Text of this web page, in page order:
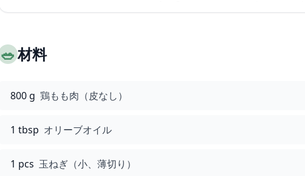
🥗材料
800 g 鶏もも肉（皮なし）
1 tbsp オリーブオイル
1 pcs 玉ねぎ（小、薄切り）